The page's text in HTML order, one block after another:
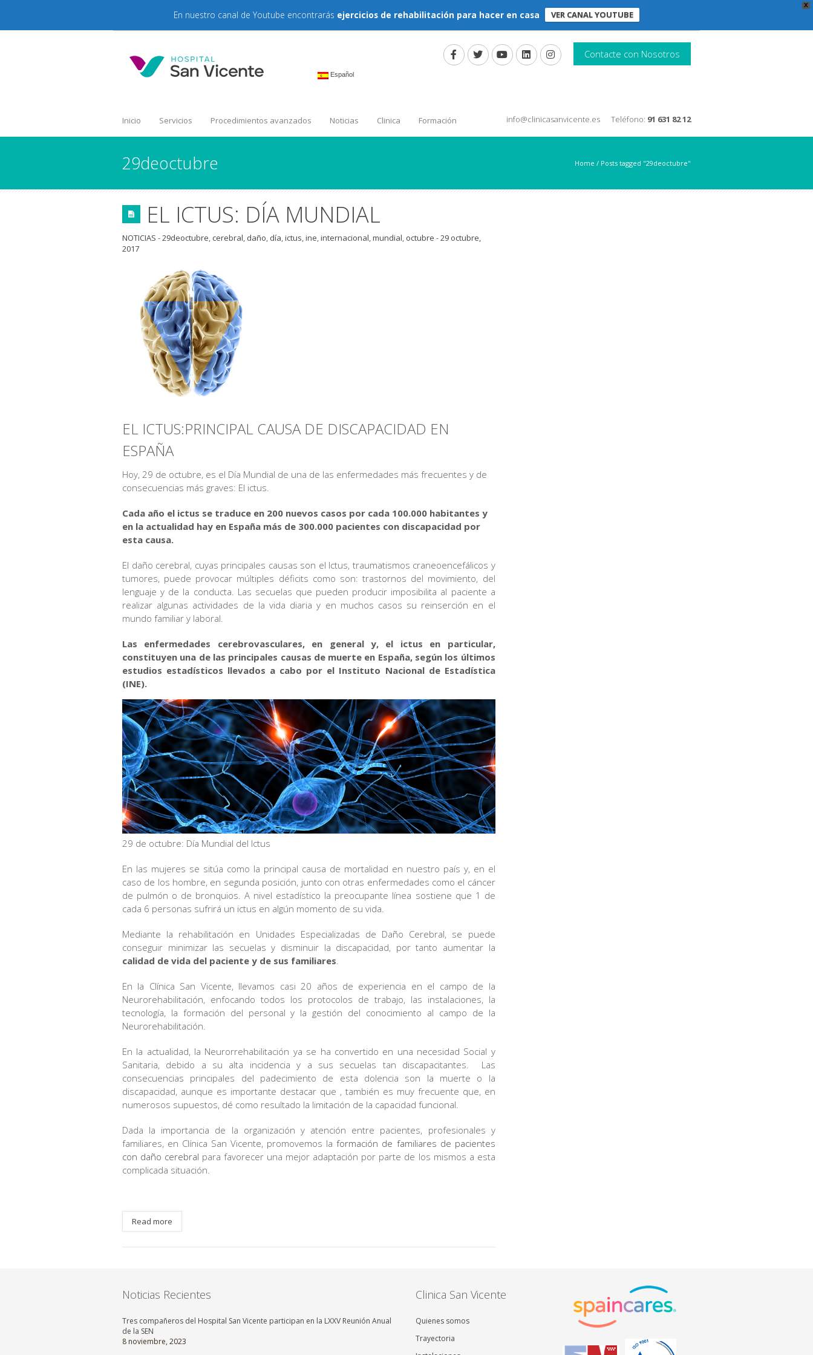
X
En nuestro canal de Youtube encontrarás ejercicios de rehabilitación para hacer en casa VER CANAL YOUTUBE
Contacte con Nosotros
Español
Inicio Servicios Procedimientos avanzados Noticias Clinica Formación info@clinicasanvicente.es Teléfono: 91 631 82 12
29deoctubre Home / Posts tagged "29deoctubre"
EL ICTUS: DÍA MUNDIAL
NOTICIAS -29deoctubre, cerebral, daño, día,ictus,ine,internacional,mundial, octubre -29 octubre,
2017
EL ICTUS:PRINCIPAL CAUSA DE DISCAPACIDAD EN
ESPAÑA
Hoy, 29 de octubre, es el Día Mundial de una de las enfermedades más frecuentes y de
consecuencias más graves: El ictus.
Cada año el ictus se traduce en 200 nuevos casos por cada 100.000 habitantes y
en la actualidad hay en España más de 300.000 pacientes con discapacidad por
esta causa.
El daño cerebral, cuyas principales causas son el Ictus, traumatismos craneoencefálicos y
tumores, puede provocar múltiples déficits como son: trastornos del movimiento, del
lenguaje y de la conducta. Las secuelas que pueden producir imposibilita al paciente a
realizar algunas actividades de la vida diaria y en muchos casos su reinserción en el
mundo familiar y laboral.
Las enfermedades cerebrovasculares, en general y, el ictus en particular,
constituyen una de las principales causas de muerte en España, según los últimos
estudios estadísticos llevados a cabo por el Instituto Nacional de Estadística
(INE).
29 de octubre: Día Mundial del Ictus
En las mujeres se sitúa como la principal causa de mortalidad en nuestro país y, en el
caso de los hombre, en segunda posición, junto con otras enfermedades como el cáncer
de pulmón o de bronquios. A nivel estadístico la preocupante línea sostiene que 1 de
cada 6 personas sufrirá un ictus en algún momento de su vida.
Mediante la rehabilitación en Unidades Especializadas de Daño Cerebral, se puede
conseguir minimizar las secuelas y disminuir la discapacidad, por tanto aumentar la
calidad de vida del paciente y de sus familiares.
En la Clínica San Vicente, llevamos casi 20 años de experiencia en el campo de la
Neurorehabilitación, enfocando todos los protocolos de trabajo, las instalaciones, la
tecnología, la formación del personal y la gestión del conocimiento al campo de la
Neurorehabilitación.
En la actualidad, la Neurorrehabilitación ya se ha convertido en una necesidad Social y
Sanitaria, debido a su alta incidencia y a sus secuelas tan discapacitantes. Las
consecuencias principales del padecimiento de esta dolencia son la muerte o la
discapacidad, aunque es importante destacar que , también es muy frecuente que, en
numerosos supuestos, dé como resultado la limitación de la capacidad funcional.
Dada la importancia de la organización y atención entre pacientes, profesionales y
familiares, en Clínica San Vicente, promovemos laformación de familiares de pacientes
con daño cerebral para favorecer una mejor adaptación por parte de los mismos a esta
complicada situación.
Read more
Noticias Recientes
Tres compañeros del Hospital San Vicente participan en la LXXV Reunión Anual
de la SEN
8 noviembre, 2023
Clinica San Vicente
Quienes somos
Trayectoria